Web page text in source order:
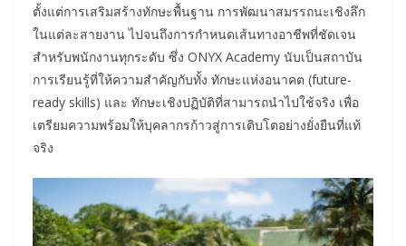
ตั้งแต่การเสริมสร้างทักษะพื้นฐาน การพัฒนาสมรรถนะเชิงลึก
ในแต่ละสายงาน ไปจนถึงการกำหนดเส้นทางอาชีพที่ชัดเจน
สำหรับพนักงานทุกระดับ ซึ่ง ONYX Academy นับเป็นสถาบัน
การเรียนรู้ที่ให้ความสำคัญกับทั้ง ทักษะแห่งอนาคต (future-
ready skills) และ ทักษะเชิงปฏิบัติที่สามารถนำไปใช้จริง เพื่อ
เตรียมความพร้อมให้บุคลากรก้าวสู่การเติบโตอย่างยั่งยืนที่แท้
จริง